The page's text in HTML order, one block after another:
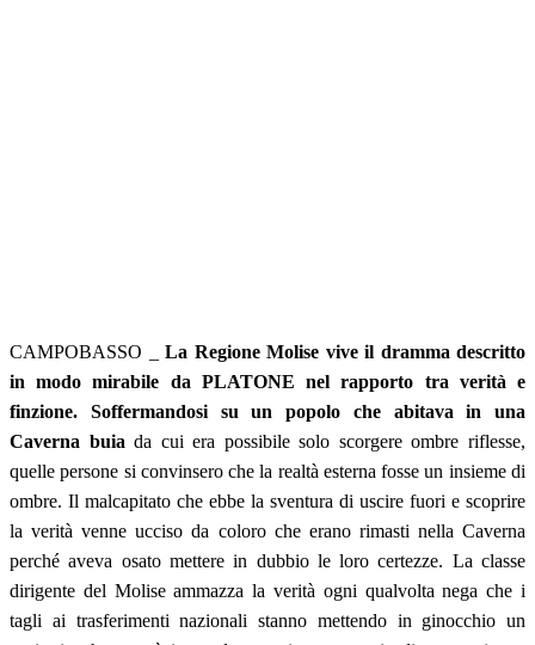
CAMPOBASSO _ La Regione Molise vive il dramma descritto
in modo mirabile da PLATONE nel rapporto tra verità e
finzione. Soffermandosi su un popolo che abitava in una
Caverna buia da cui era possibile solo scorgere ombre riflesse,
quelle persone si convinsero che la realtà esterna fosse un insieme di
ombre. Il malcapitato che ebbe la sventura di uscire fuori e scoprire
la verità venne ucciso da coloro che erano rimasti nella Caverna
perché aveva osato mettere in dubbio le loro certezze. La classe
dirigente del Molise ammazza la verità ogni qualvolta nega che i
tagli ai trasferimenti nazionali stanno mettendo in ginocchio un